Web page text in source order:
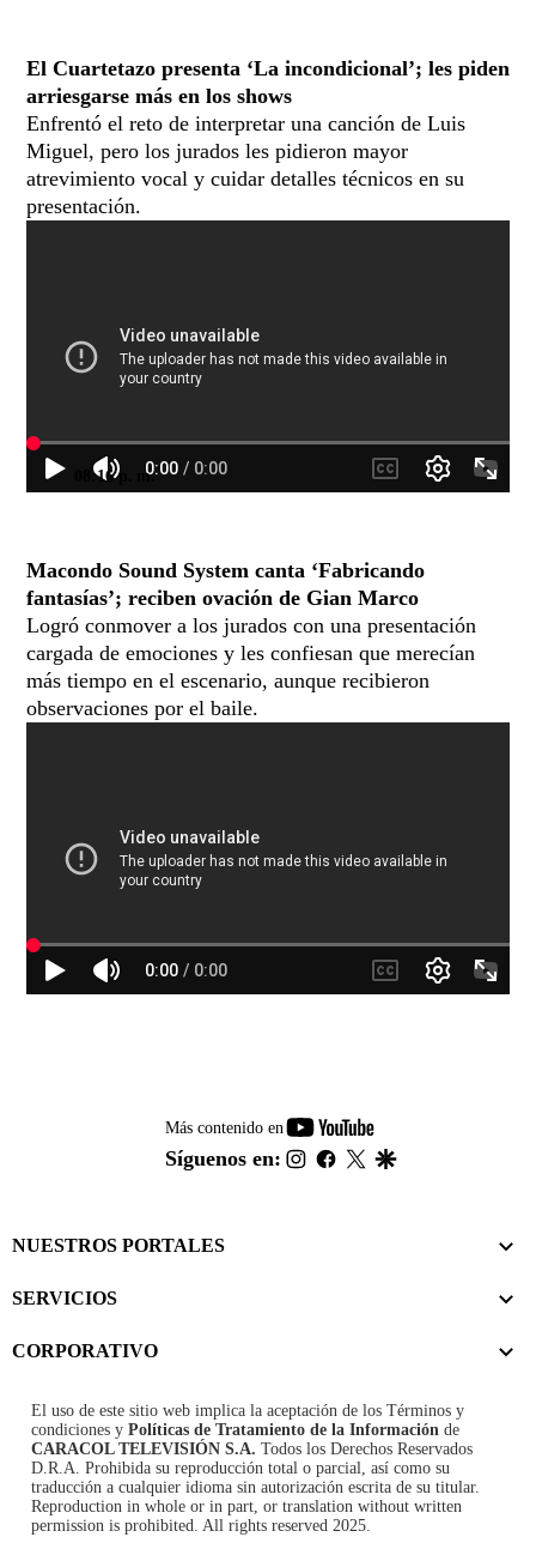
El Cuartetazo presenta ‘La incondicional’; les piden
arriesgarse más en los shows
Enfrentó el reto de interpretar una canción de Luis
Miguel, pero los jurados les pidieron mayor
atrevimiento vocal y cuidar detalles técnicos en su
presentación.
08:16 p. m.
Macondo Sound System canta ‘Fabricando
fantasías’; reciben ovación de Gian Marco
Logró conmover a los jurados con una presentación
cargada de emociones y les confiesan que merecían
más tiempo en el escenario, aunque recibieron
observaciones por el baile.
Más contenido en
youtube-
footer
Síguenos en: instagram
facebook
twitter
NUESTROS PORTALES
SERVICIOS
CORPORATIVO
El uso de este sitio web implica la aceptación de los Términos y
condiciones y Políticas de Tratamiento de la Información de
CARACOL TELEVISIÓN S.A. Todos los Derechos Reservados
D.R.A. Prohibida su reproducción total o parcial, así como su
traducción a cualquier idioma sin autorización escrita de su titular.
Reproduction in whole or in part, or translation without written
permission is prohibited. All rights reserved 2025.